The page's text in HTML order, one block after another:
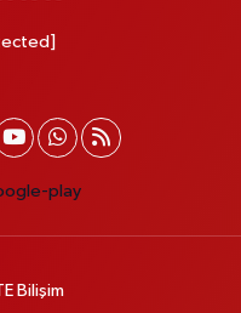
Bilişim